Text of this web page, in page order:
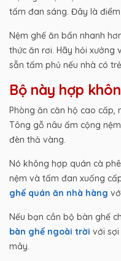
tấm đan sáng. Đây là
Nệm ghế ăn bẩn nhanh
thức ăn rơi. Hãy hỏi xưởng
sẵn tấm phủ nếu nhà có trẻ
Bộ này hợp
Phòng ăn căn hộ cao cấp,
Tông gỗ nâu ấm cộng
đèn thả vàng.
Nó không hợp quán cà
nệm và tấm đan xuống
ghế quán ăn nhà hàng
Nếu bạn cần bộ bàn ghế
bàn ghế ngoài trời với
mây.